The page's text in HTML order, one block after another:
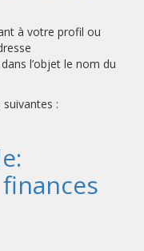
à votre profil ou
l’objet le nom du
: